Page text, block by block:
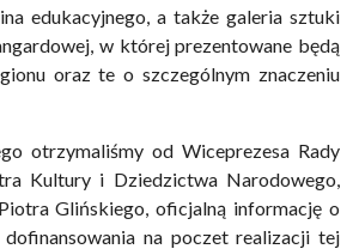
edukacyjnego, a także galeria sztuki
w której prezentowane będą
oraz te o szczególnym znaczeniu
otrzymaliśmy od Wiceprezesa Rady
Kultury i Dziedzictwa Narodowego,
Glińskiego, oficjalną informację o
na poczet realizacji tej